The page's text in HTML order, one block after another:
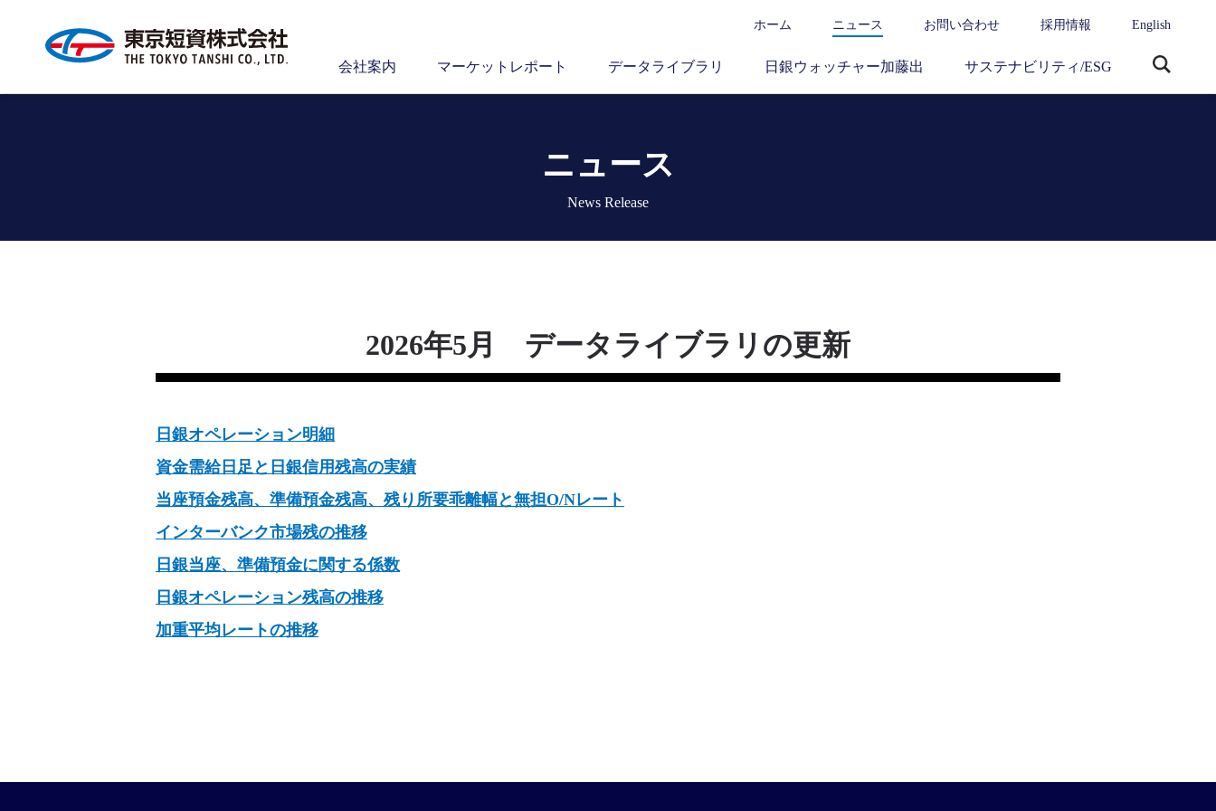
ホーム ニュース お問い合わせ 採用情報 English
会社案内 マーケットレポート データライブラリ 日銀ウォッチャー加藤出 サステナビリティ/ESG
ニュース
News Release
2026年5月 データライブラリの更新
日銀オペレーション明細
資金需給日足と日銀信用残高の実績
当座預金残高、準備預金残高、残り所要乖離幅と無担O/Nレート
インターバンク市場残の推移
日銀当座、準備預金に関する係数
日銀オペレーション残高の推移
加重平均レートの推移